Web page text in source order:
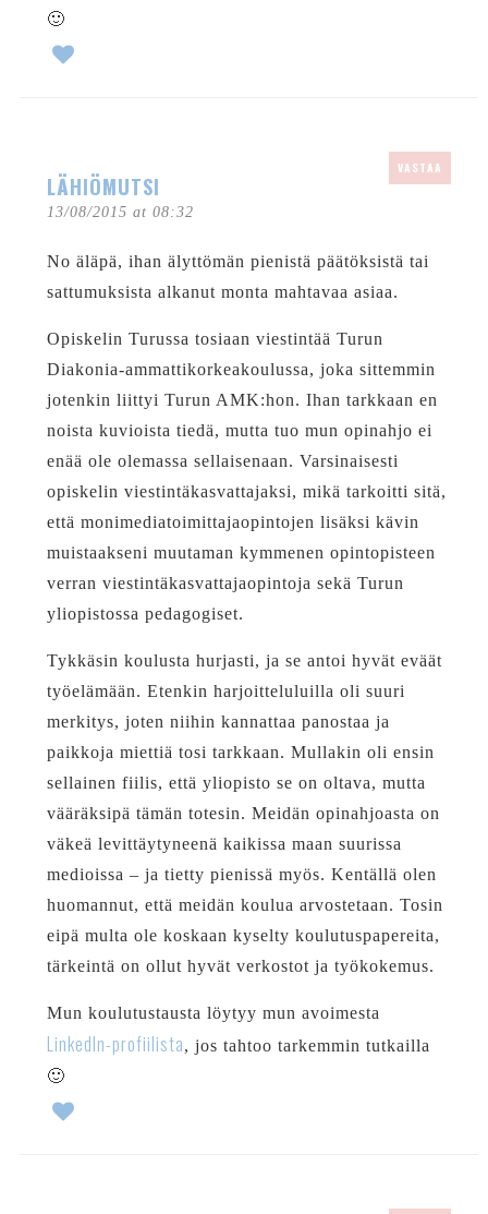
🙂
LÄHIÖMUTSI
13/08/2015 at 08:32
VASTAA
No äläpä, ihan älyttömän pienistä päätöksistä tai
sattumuksista alkanut monta mahtavaa asiaa.
Opiskelin Turussa tosiaan viestintää Turun
Diakonia-ammattikorkeakoulussa, joka sittemmin
jotenkin liittyi Turun AMK:hon. Ihan tarkkaan en
noista kuvioista tiedä, mutta tuo mun opinahjo ei
enää ole olemassa sellaisenaan. Varsinaisesti
opiskelin viestintäkasvattajaksi, mikä tarkoitti sitä,
että monimediatoimittajaopintojen lisäksi kävin
muistaakseni muutaman kymmenen opintopisteen
verran viestintäkasvattajaopintoja sekä Turun
yliopistossa pedagogiset.
Tykkäsin koulusta hurjasti, ja se antoi hyvät eväät
työelämään. Etenkin harjoitteluluilla oli suuri
merkitys, joten niihin kannattaa panostaa ja
paikkoja miettiä tosi tarkkaan. Mullakin oli ensin
sellainen fiilis, että yliopisto se on oltava, mutta
vääräksipä tämän totesin. Meidän opinahjoasta on
väkeä levittäytyneenä kaikissa maan suurissa
medioissa – ja tietty pienissä myös. Kentällä olen
huomannut, että meidän koulua arvostetaan. Tosin
eipä multa ole koskaan kyselty koulutuspapereita,
tärkeintä on ollut hyvät verkostot ja työkokemus.
Mun koulutustausta löytyy mun avoimesta
LinkedIn-profiilista, jos tahtoo tarkemmin tutkailla
🙂